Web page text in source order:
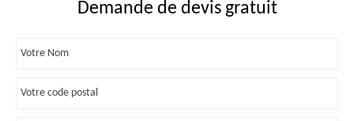
Demande de devis gratuit